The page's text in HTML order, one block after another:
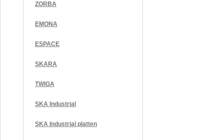
ZORBA
EMONA
ESPACE
SKARA
TWIGA
SKA Industrial
SKA Industrial platten